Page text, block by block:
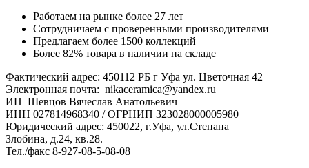
Работаем на рынке более 27 лет
Сотрудничаем с проверенными производителями
Предлагаем более 1500 коллекций
Более 82% товара в наличии на складе
Фактический адрес: 450112 РБ г Уфа ул. Цветочная 42
Электронная почта: nikaceramica@yandex.ru
ИП Шевцов Вячеслав Анатольевич
ИНН 027814968340 / ОГРНИП 323028000005980
Юридический адрес: 450022, г.Уфа, ул.Степана
Злобина, д.24, кв.28.
Тел./факс 8-927-08-5-08-08